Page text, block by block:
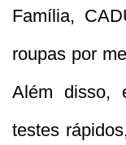
Família,
roupas por
Além disso,
testes